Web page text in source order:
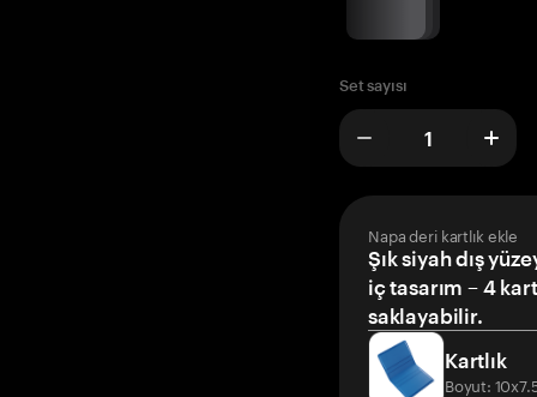
Set sayısı
Napa deri kartlık ekle
Şık siyah dış
iç tasarım – 4
saklayabilir.
Kartlık
Boyut: